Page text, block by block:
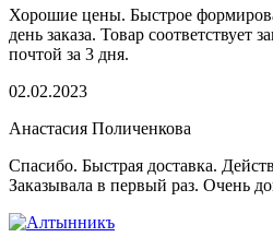
Хорошие цены. Быстрое
день заказа. Товар соответствует
почтой за 3 дня.
02.02.2023
Анастасия Поличенкова
Спасибо. Быстрая доставка.
Заказывала в первый раз. Очень